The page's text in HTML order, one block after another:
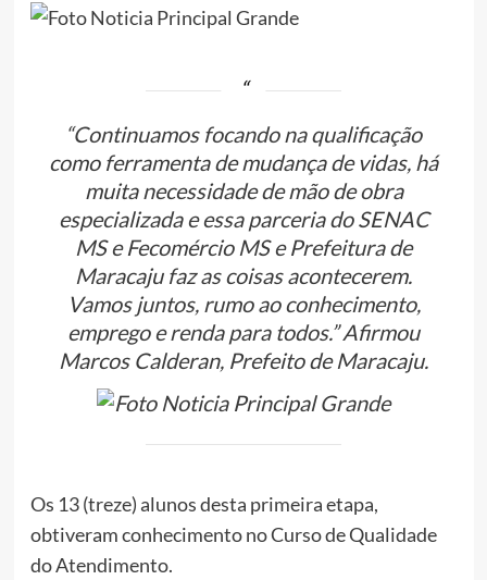
“Continuamos focando na qualificação
como ferramenta de mudança de vidas, há
muita necessidade de mão de obra
especializada e essa parceria do SENAC
MS e Fecomércio MS e Prefeitura de
Maracaju faz as coisas acontecerem.
Vamos juntos, rumo ao conhecimento,
emprego e renda para todos.” Afirmou
Marcos Calderan, Prefeito de Maracaju.
Os 13 (treze) alunos desta primeira etapa,
obtiveram conhecimento no Curso de Qualidade
do Atendimento.